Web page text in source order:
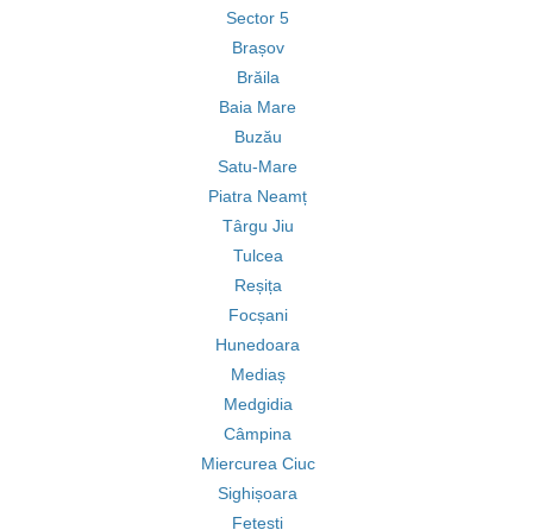
Sector 5
Brașov
Brăila
Baia Mare
Buzău
Satu-Mare
Piatra Neamț
Târgu Jiu
Tulcea
Reșița
Focșani
Hunedoara
Mediaș
Medgidia
Câmpina
Miercurea Ciuc
Sighișoara
Fetesti